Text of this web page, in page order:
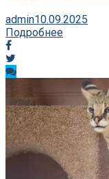
admin10.09.2025
Подробнее